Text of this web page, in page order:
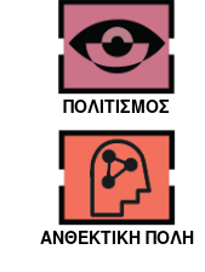
ΠΟΛΙΤΙΣΜΟΣ
ΑΝΘΕΚΤΙΚΗ ΠΟΛΗ